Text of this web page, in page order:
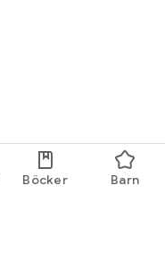
Böcker Barn